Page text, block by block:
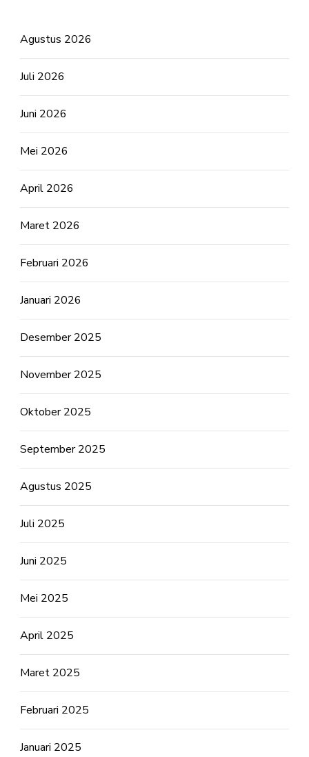
Agustus 2026
Juli 2026
Juni 2026
Mei 2026
April 2026
Maret 2026
Februari 2026
Januari 2026
Desember 2025
November 2025
Oktober 2025
September 2025
Agustus 2025
Juli 2025
Juni 2025
Mei 2025
April 2025
Maret 2025
Februari 2025
Januari 2025